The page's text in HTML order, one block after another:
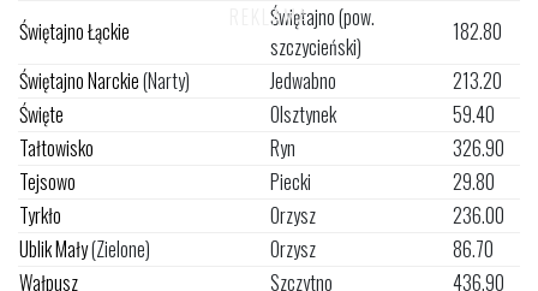
Świętajno Łąckie
Świętajno (pow.
szczycieński)
182.80
Świętajno Narckie(Narty) Jedwabno
213.20
Święte
Olsztynek
59.40
Tałtowisko
Ryn
326.90
Tejsowo
Piecki
29.80
Tyrkło
Orzysz
236.00
Ublik Mały(Zielone) Orzysz
86.70
Wałpusz
Szczytno
436.90